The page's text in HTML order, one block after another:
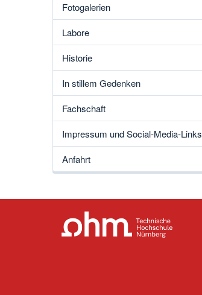
Fotogalerien
Labore
Historie
In stillem Gedenken
Fachschaft
Impressum und Social-Media-Links
Anfahrt